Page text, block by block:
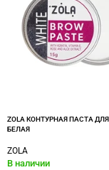
ZOLA КОНТУРНАЯ ПАСТА
БЕЛАЯ
ZOLA
В наличии